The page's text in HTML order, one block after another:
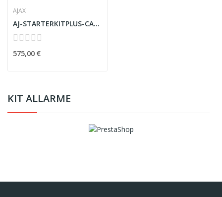
KIT ALLARME
AJAX
AJ-STARTERKITPLUS-CAM-B
575,00 €